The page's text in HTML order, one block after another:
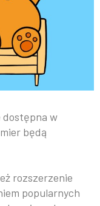
dostępna w
będą
rozszerzenie
popularnych